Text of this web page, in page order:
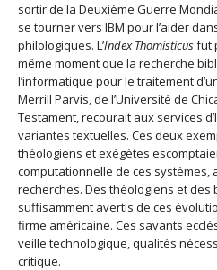
sortir de la Deuxième Guerre
se tourner vers IBM pour l’aider
philologiques. L’Index Thomisticusfut
même moment que la recherche
l’informatique pour le traitement
Merrill Parvis, de l’Université de
Testament, recourait aux services
variantes textuelles. Ces deux
théologiens et exégètes
computationnelle de ces systèmes,
recherches. Des théologiens et des
suffisamment avertis de ces
firme américaine. Ces savants
veille technologique, qualités
critique.